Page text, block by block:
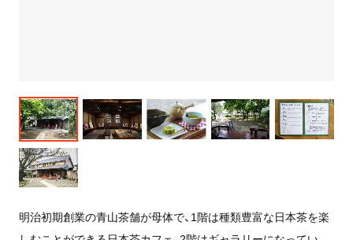
明治初期創業の青山茶舗が母体で、1階は種類豊富な日本茶を楽